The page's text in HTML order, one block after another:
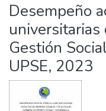
Desempeño
universitarias
Gestión
UPSE, 2023